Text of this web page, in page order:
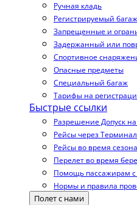
Ручная кладь
Регистрируемый багаж
Запрещенные и
Задержанный или
Спортивное
Опасные предметы
Специальный багаж
Тарифы на
Быстрые ссылки
Разрешение Допуск
Рейсы через Терминал
Рейсы во время
Перелет во время
Помощь пассажирам
Нормы и правила
Полет с нами